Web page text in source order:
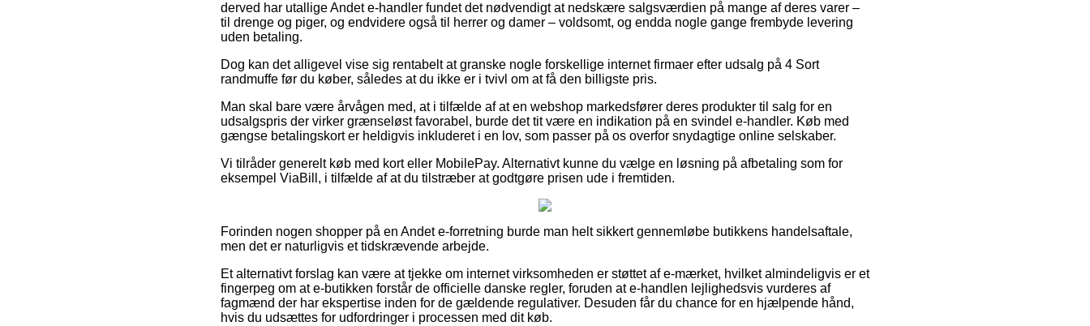
derved har utallige Andet e-handler fundet det nødvendigt at nedskære salgsværdien på mange af deres varer –
til drenge og piger, og endvidere også til herrer og damer – voldsomt, og endda nogle gange frembyde levering
uden betaling.
Dog kan det alligevel vise sig rentabelt at granske nogle forskellige internet firmaer efter udsalg på 4 Sort
randmuffe før du køber, således at du ikke er i tvivl om at få den billigste pris.
Man skal bare være årvågen med, at i tilfælde af at en webshop markedsfører deres produkter til salg for en
udsalgspris der virker grænseløst favorabel, burde det tit være en indikation på en svindel e-handler. Køb med
gængse betalingskort er heldigvis inkluderet i en lov, som passer på os overfor snydagtige online selskaber.
Vi tilråder generelt køb med kort eller MobilePay. Alternativt kunne du vælge en løsning på afbetaling som for
eksempel ViaBill, i tilfælde af at du tilstræber at godtgøre prisen ude i fremtiden.
Forinden nogen shopper på en Andet e-forretning burde man helt sikkert gennemløbe butikkens handelsaftale,
men det er naturligvis et tidskrævende arbejde.
Et alternativt forslag kan være at tjekke om internet virksomheden er støttet af e-mærket, hvilket almindeligvis er et
fingerpeg om at e-butikken forstår de officielle danske regler, foruden at e-handlen lejlighedsvis vurderes af
fagmænd der har ekspertise inden for de gældende regulativer. Desuden får du chance for en hjælpende hånd,
hvis du udsættes for udfordringer i processen med dit køb.